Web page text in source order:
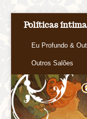
Políticas
Eu Profundo &
Outros Salões